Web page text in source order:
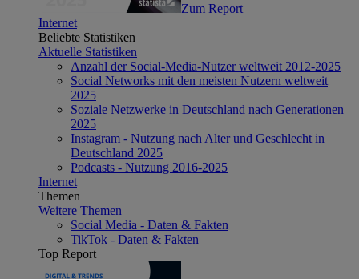
Zum Report
Internet
Beliebte Statistiken
Aktuelle Statistiken
Anzahl der Social-Media-Nutzer weltweit 2012-2025
Social Networks mit den meisten Nutzern weltweit
2025
Soziale Netzwerke in Deutschland nach Generationen
2025
Instagram - Nutzung nach Alter und Geschlecht in
Deutschland 2025
Podcasts - Nutzung 2016-2025
Internet
Themen
Weitere Themen
Social Media - Daten & Fakten
TikTok - Daten & Fakten
Top Report